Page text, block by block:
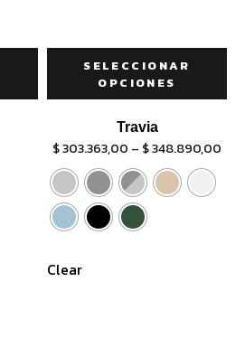
SELECCIONAR
OPCIONES
Travia
$303.363,00 – $348.890,00
Clear